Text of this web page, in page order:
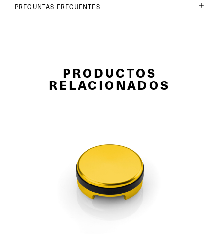
PREGUNTAS FRECUENTES
PRODUCTOS
RELACIONADOS